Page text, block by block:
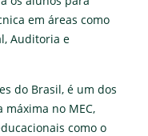
em áreas como
Auditoria e
do Brasil, é um dos
no MEC,
como o